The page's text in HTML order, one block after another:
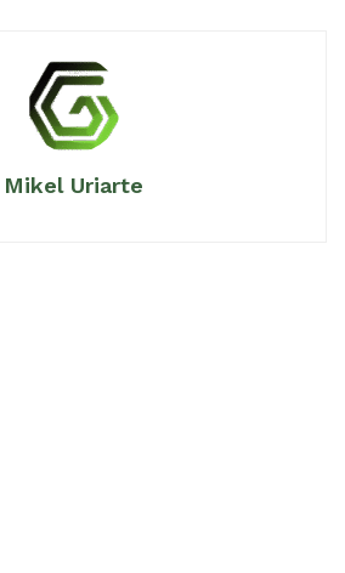
Mikel Uriarte